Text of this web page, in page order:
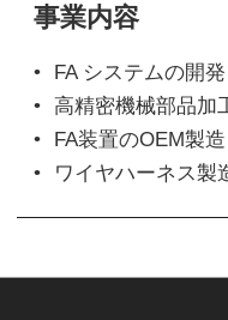
事業内容
FA システムの開
高精密機械部品加
FA装置のOEM製造
ワイヤハーネス製